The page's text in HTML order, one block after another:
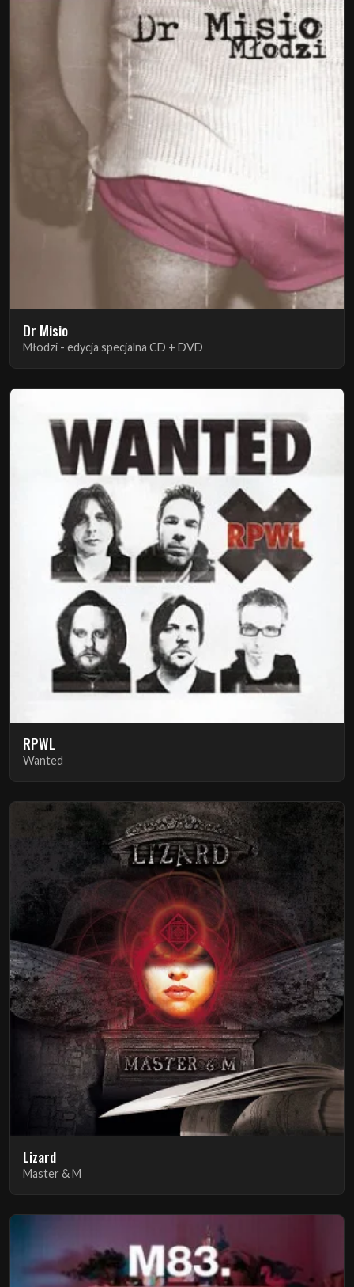
Dr Misio
Młodzi - edycja specjalna CD + DVD
RPWL
Wanted
Lizard
Master & M